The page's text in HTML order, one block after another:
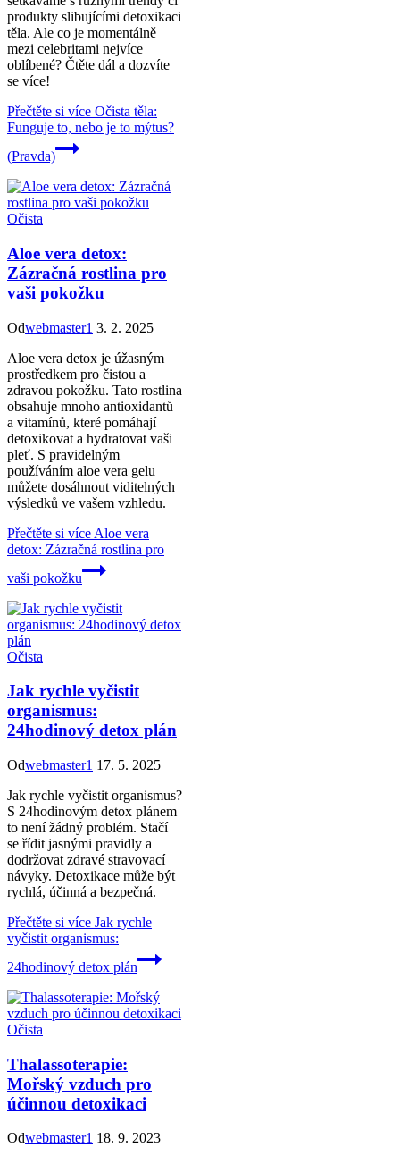
produkty slibujícími detoxikaci
těla. Ale co je momentálně
mezi celebritami nejvíce
oblíbené? Čtěte dál a dozvíte
se více!
Přečtěte si více Očista těla:
Funguje to, nebo je to mýtus?
(Pravda)
Očista
Aloe vera detox:
Zázračná rostlina pro
vaši pokožku
Odwebmaster1 3. 2. 2025
Aloe vera detox je úžasným
prostředkem pro čistou a
zdravou pokožku. Tato rostlina
obsahuje mnoho antioxidantů
a vitamínů, které pomáhají
detoxikovat a hydratovat vaši
pleť. S pravidelným
používáním aloe vera gelu
můžete dosáhnout viditelných
výsledků ve vašem vzhledu.
Přečtěte si více Aloe vera
detox: Zázračná rostlina pro
vaši pokožku
Očista
Jak rychle vyčistit
organismus:
24hodinový detox plán
Odwebmaster1 17. 5. 2025
Jak rychle vyčistit organismus?
S 24hodinovým detox plánem
to není žádný problém. Stačí
se řídit jasnými pravidly a
dodržovat zdravé stravovací
návyky. Detoxikace může být
rychlá, účinná a bezpečná.
Přečtěte si více Jak rychle
vyčistit organismus:
24hodinový detox plán
Očista
Thalassoterapie:
Mořský vzduch pro
účinnou detoxikaci
Odwebmaster1 18. 9. 2023